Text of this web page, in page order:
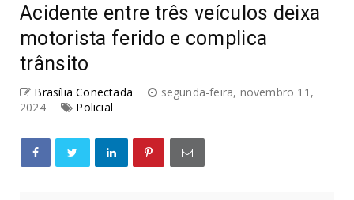
Acidente entre três veículos deixa
motorista ferido e complica
trânsito
Brasília Conectada
segunda-feira, novembro 11,
2024
Policial